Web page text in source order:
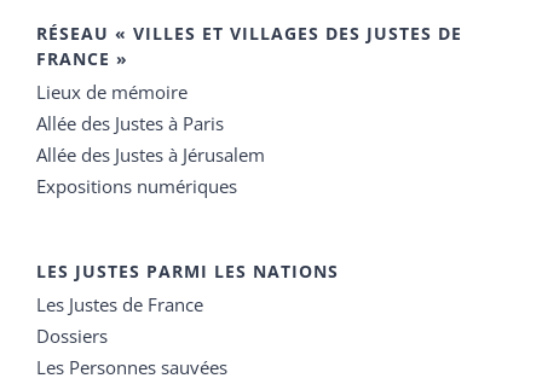
RÉSEAU « VILLES ET VILLAGES DES JUSTES DE
FRANCE »
Lieux de mémoire
Allée des Justes à Paris
Allée des Justes à Jérusalem
Expositions numériques
LES JUSTES PARMI LES NATIONS
Les Justes de France
Dossiers
Les Personnes sauvées